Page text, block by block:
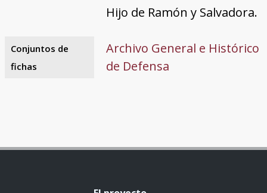
Hijo de Ramón y Salvadora.
Conjuntos de
fichas
Archivo General e Histórico
de Defensa